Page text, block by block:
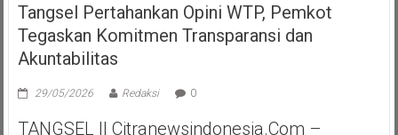
Tangsel Pertahankan Opini WTP, Pemkot
Tegaskan Komitmen Transparansi dan
Akuntabilitas
29/05/2026 Redaksi 0
TANGSEL || Citranewsindonesia.com –